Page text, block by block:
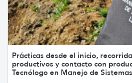
Prácticas desde el inicio,
productivos y contacto con
Tecnólogo en Manejo de